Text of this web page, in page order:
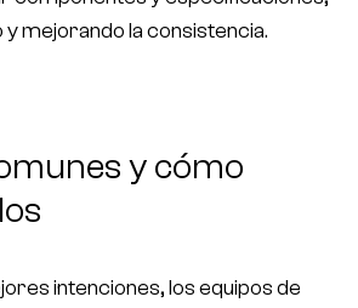
mejorando la consistencia.
y cómo
intenciones, los equipos de